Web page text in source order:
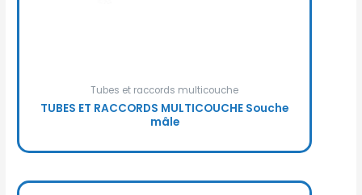
Tubes et raccords multicouche
TUBES ET RACCORDS MULTICOUCHE Souche
mâle